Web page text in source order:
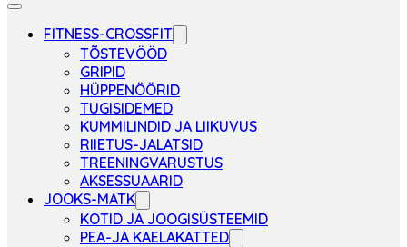
FITNESS-CROSSFIT
TÕSTEVÖÖD
GRIPID
HÜPPENÖÖRID
TUGISIDEMED
KUMMILINDID JA LIIKUVUS
RIIETUS-JALATSID
TREENINGVARUSTUS
AKSESSUAARID
JOOKS-MATK
KOTID JA JOOGISÜSTEEMID
PEA-JA KAELAKATTED